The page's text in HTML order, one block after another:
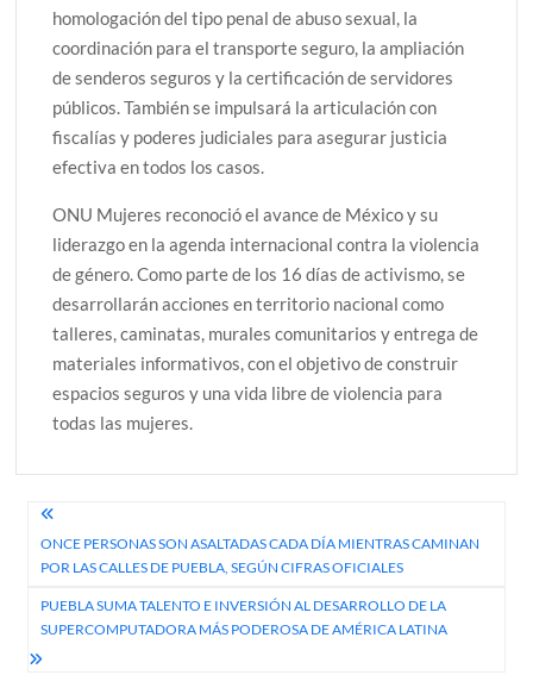
homologación del tipo penal de abuso sexual, la
coordinación para el transporte seguro, la ampliación
de senderos seguros y la certificación de servidores
públicos. También se impulsará la articulación con
fiscalías y poderes judiciales para asegurar justicia
efectiva en todos los casos.
ONU Mujeres reconoció el avance de México y su
liderazgo en la agenda internacional contra la violencia
de género. Como parte de los 16 días de activismo, se
desarrollarán acciones en territorio nacional como
talleres, caminatas, murales comunitarios y entrega de
materiales informativos, con el objetivo de construir
espacios seguros y una vida libre de violencia para
todas las mujeres.
Navegación
de
entradas
ONCE PERSONAS SON ASALTADAS CADA DÍA MIENTRAS CAMINAN
POR LAS CALLES DE PUEBLA, SEGÚN CIFRAS OFICIALES
PUEBLA SUMA TALENTO E INVERSIÓN AL DESARROLLO DE LA
SUPERCOMPUTADORA MÁS PODEROSA DE AMÉRICA LATINA